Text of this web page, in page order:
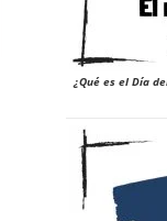
¿Qué es el Día